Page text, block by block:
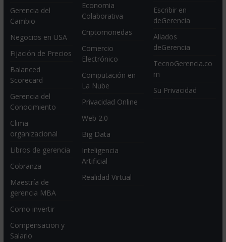
Gerencia del
Cambio
Negocios en USA
Fijación de Precios
Balanced
Scorecard
Gerencia del
Conocimiento
Clima
organizacional
Libros de gerencia
Cobranza
Maestría de
gerencia MBA
Como invertir
Compensacion y
Salario
Economia
Colaborativa
Criptomonedas
Comercio
Electrónico
Computación en
La Nube
Privacidad Online
Web 2.0
Big Data
Inteligencia
Artificial
Realidad Virtual
Escribir en
deGerencia
Aliados
deGerencia
TecnoGerencia.co
m
Su Privacidad